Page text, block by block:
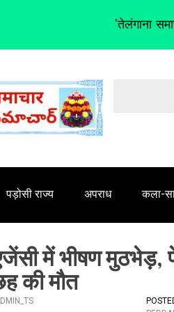
पड़ोसी राज्य अपराध कला-
में भीषण मुठभेड़,
की मौत
'तेलंगाना